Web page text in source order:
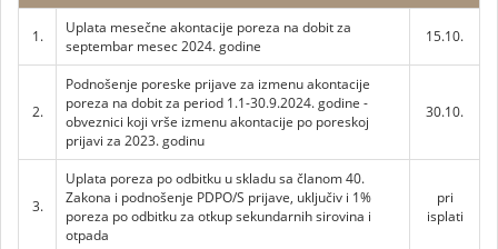
1.
Uplata mesečne akontacije poreza na dobit za
septembar mesec 2024. godine
15.10.
2.
Podnošenje poreske prijave za izmenu akontacije
poreza na dobit za period 1.1-30.9.2024. godine -
obveznici koji vrše izmenu akontacije po poreskoj
prijavi za 2023. godinu
30.10.
3.
Uplata poreza po odbitku u skladu sa članom 40.
Zakona i podnošenje PDPO/S prijave, uključiv i 1%
poreza po odbitku za otkup sekundarnih sirovina i
otpada
pri
isplati